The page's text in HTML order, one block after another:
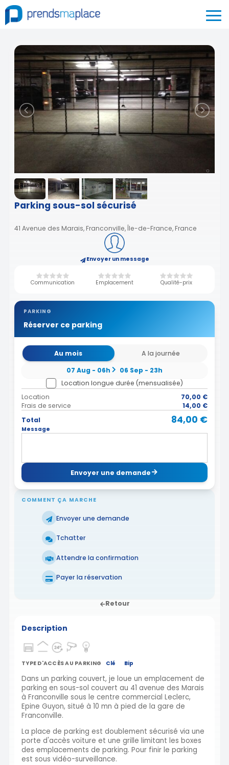
Parking sous-sol sécurisé
41 Avenue des Marais, Franconville, Île-de-France, France
Envoyer un message
Communication Emplacement Qualité-prix
PARKING
Réserver ce parking
Au mois
A la journée
07 Aug - 06h
06 Sep - 23h
Location longue durée (mensualisée)
Location
70,00 €
Frais de service
14,00 €
Total
84,00 €
Message
Envoyer une demande
COMMENT ÇA MARCHE
Envoyer une demande
Tchatter
Attendre la confirmation
Payer la réservation
Retour
Description
TYPE D'ACCÈS AU PARKING Clé Bip
Dans un parking couvert, je loue un emplacement de
parking en sous-sol couvert au 41 avenue des Marais
à Franconville sous le centre commercial Leclerc,
Epine Guyon, situé à 10 mn à pied de la gare de
Franconville.
La place de parking est doublement sécurisé via une
porte d'accès voiture et une grille limitant les boxes
des emplacements de parking. Pour finir le parking
est sous vidéo-surveillance.